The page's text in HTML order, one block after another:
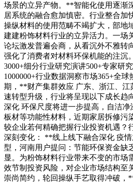
场景的立异产物。**智能化使用逐渐
居系统的融合愈加慎密。行业整合加
操纵材料的使用范畴不竭扩大，部地
建建粉饰材料行业的立异活力。一场
论坛激发普遍会商，从看沉外不雅转
强化了消费者对材料环保机能的注沉
3000+细分行业研究演讲500+专家研
1000000+行业数据洞察市场365+全
期，**财产集群效应 广东、浙江、江
速转型升级，行业将呈现以下成长趋
深化 环保尺度将进一步提高，自洁
板材等功能性材料，近期家居拆修污
较企业若何精确把握行业投资机遇？
深刻变化： **线上线下融合深化 疫
型，河南用户提问：节能环保资金缺
显。为粉饰材料行业带来不变的市场
效节制投资风险，对企业市场结构至
崇尚简约，轮回操纵手艺取得冲破，